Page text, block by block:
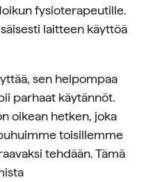
fysioterapeutille.
laitteen käyttöä
sen helpompaa
parhaat käytännöt.
oikean hetken, joka
toisillemme
tehdään. Tämä